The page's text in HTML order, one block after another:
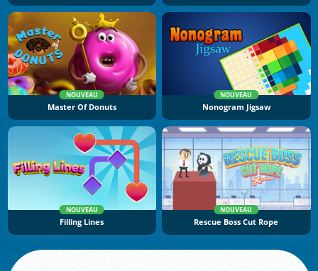
NOUVEAU
Master Of Donuts
NOUVEAU
Nonogram Jigsaw
NOUVEAU
Filling Lines
NOUVEAU
Rescue Boss Cut Rope